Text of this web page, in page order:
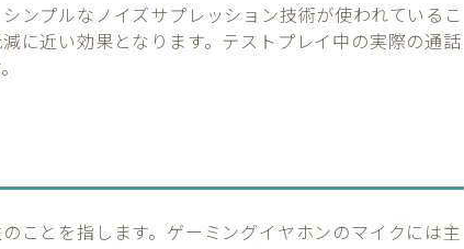
ンプルなノイズサプレッション技術が使われているこ
に近い効果となります。テストプレイ中の実際の通話
ことを指します。ゲーミングイヤホンのマイクには主